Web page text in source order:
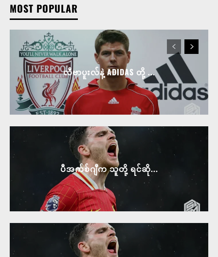
MOST POPULAR
လီဗာပူးလ်နဲ့ ADIDAS တို့ ...
ပီအက်စ်ဂျီက သူတို့ ရင်ဆို...